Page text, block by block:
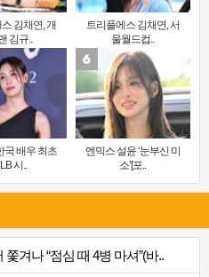
김채연, 개
김규..
트리플에스 김채연, 서
울월드컵..
시..
엔믹스 설윤 ‘눈부신 미
소’[포..
겨나 “점심 때 4병 마셔”(바..